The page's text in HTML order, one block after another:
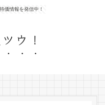
価情報を発信中！
ウ！